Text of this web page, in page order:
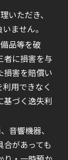
いただき、
ません。
品等を破
者に損害を与
損害を賠償い
用できなく
基づく逸失利
音響機器、
合があっても